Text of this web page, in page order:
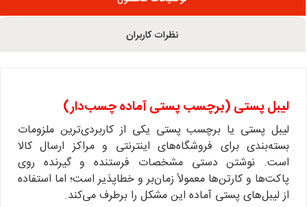
نظرات کاربران
لیبل پستی (برچسب پستی آماده چسب‌دار)
لیبل پستی یا برچسب پستی یکی از کاربردی‌ترین ملزومات
بسته‌بندی برای فروشگاه‌های اینترنتی و مراکز ارسال کالا
است. نوشتن دستی مشخصات فرستنده و گیرنده روی
پاکت‌ها و کارتن‌ها معمولاً زمان‌بر و خطاپذیر است؛ اما استفاده
از لیبل‌های پستی آماده این مشکل را برطرف می‌کند.